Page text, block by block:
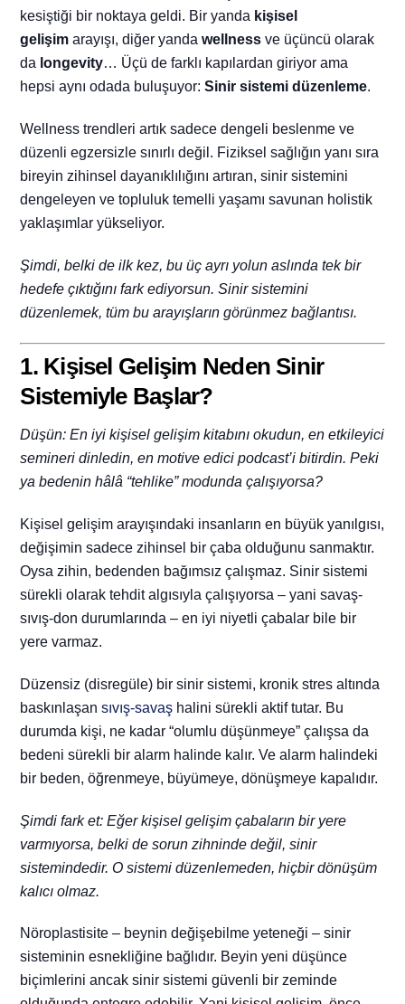
kesiştiği bir noktaya geldi. Bir yanda kişisel
gelişim arayışı, diğer yandawellness ve üçüncü olarak
da longevity… Üçü de farklı kapılardan giriyor ama
hepsi aynı odada buluşuyor:Sinir sistemi düzenleme.
Wellness trendleri artık sadece dengeli beslenme ve
düzenli egzersizle sınırlı değil. Fiziksel sağlığın yanı sıra
bireyin zihinsel dayanıklılığını artıran, sinir sistemini
dengeleyen ve topluluk temelli yaşamı savunan holistik
yaklaşımlar yükseliyor.
Şimdi, belki de ilk kez, bu üç ayrı yolun aslında tek bir
hedefe çıktığını fark ediyorsun. Sinir sistemini
düzenlemek, tüm bu arayışların görünmez bağlantısı.
1. Kişisel Gelişim Neden Sinir
Sistemiyle Başlar?
Düşün: En iyi kişisel gelişim kitabını okudun, en etkileyici
semineri dinledin, en motive edici podcast’i bitirdin. Peki
ya bedenin hâlâ “tehlike” modunda çalışıyorsa?
Kişisel gelişim arayışındaki insanların en büyük yanılgısı,
değişimin sadece zihinsel bir çaba olduğunu sanmaktır.
Oysa zihin, bedenden bağımsız çalışmaz. Sinir sistemi
sürekli olarak tehdit algısıyla çalışıyorsa – yani savaş-
sıvış-don durumlarında – en iyi niyetli çabalar bile bir
yere varmaz.
Düzensiz (disregüle) bir sinir sistemi, kronik stres altında
baskınlaşansıvış-savaş halini sürekli aktif tutar. Bu
durumda kişi, ne kadar “olumlu düşünmeye” çalışsa da
bedeni sürekli bir alarm halinde kalır. Ve alarm halindeki
bir beden, öğrenmeye, büyümeye, dönüşmeye kapalıdır.
Şimdi fark et: Eğer kişisel gelişim çabaların bir yere
varmıyorsa, belki de sorun zihninde değil, sinir
sistemindedir. O sistemi düzenlemeden, hiçbir dönüşüm
kalıcı olmaz.
Nöroplastisite – beynin değişebilme yeteneği – sinir
sisteminin esnekliğine bağlıdır. Beyin yeni düşünce
biçimlerini ancak sinir sistemi güvenli bir zeminde